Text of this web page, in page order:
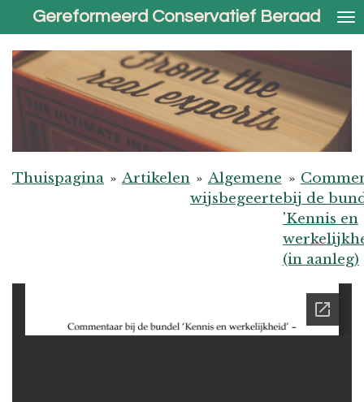
direct
naar
de
hoofdinhoud
Gereformeerd Conservatief Beraad
Thuispagina » Artikelen » Algemene
wijsbegeerte
»
bij de
'Kennis en
(in aanleg)